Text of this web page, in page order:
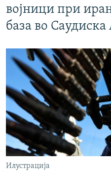
војници при
база во Саудиска
Илустрација